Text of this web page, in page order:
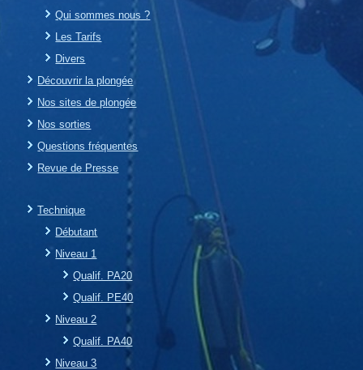
Qui sommes nous ?
Les Tarifs
Divers
Découvrir la plongée
Nos sites de plongée
Nos sorties
Questions fréquentes
Revue de Presse
Technique
Débutant
Niveau 1
Qualif. PA20
Qualif. PE40
Niveau 2
Qualif. PA40
Niveau 3